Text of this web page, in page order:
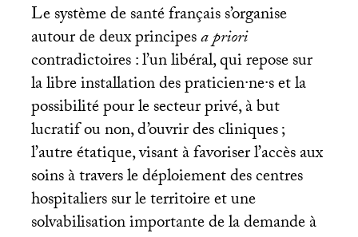
Le système de santé français s’organise
autour de deux principesa priori
contradictoires : l’un libéral, qui repose sur
la libre installation des praticien·ne·s et la
possibilité pour le secteur privé, à but
lucratif ou non, d’ouvrir des cliniques;
l’autre étatique, visant à favoriser l’accès aux
soins à travers le déploiement des centres
hospitaliers sur le territoire et une
solvabilisation importante de la demande à